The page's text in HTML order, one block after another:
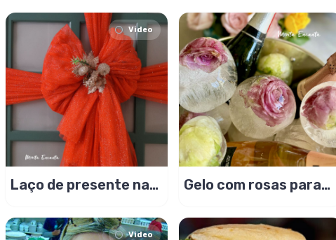
Video
Laço de presente na
Gelo com rosas para
bebidas
Video